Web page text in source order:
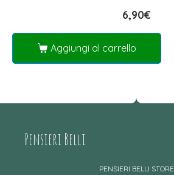
6,90€
Aggiungi al carrello
Pensieri Belli
PENSIERI BELLI STORE